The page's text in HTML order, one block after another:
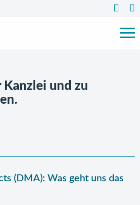
Kanzlei und zu
(DMA): Was geht uns das